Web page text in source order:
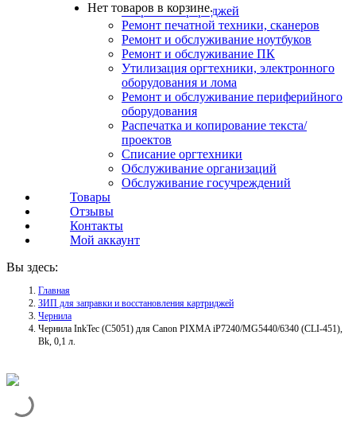
Нет товаров в корзине.
Заправка картриджей
Ремонт печатной техники, сканеров
Ремонт и обслуживание ноутбуков
Ремонт и обслуживание ПК
Утилизация оргтехники, электронного
оборудования и лома
Ремонт и обслуживание периферийного
оборудования
Распечатка и копирование текста/
проектов
Списание оргтехники
Обслуживание организаций
Обслуживание госучреждений
Товары
Отзывы
Контакты
Мой аккаунт
Вы здесь:
Главная
ЗИП для заправки и восстановления картриджей
Чернила
Чернила InkTec (C5051) для Canon PIXMA iP7240/MG5440/6340 (CLI-451),
Bk, 0,1 л.